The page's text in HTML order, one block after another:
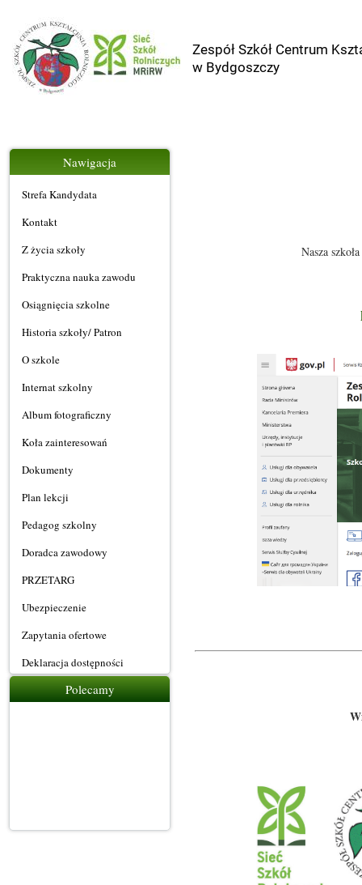
Zespół Szkół Centrum
w Bydgoszczy
Nawigacja
Strefa Kandydata
Kontakt
Z życia szkoły
Praktyczna nauka zawodu
Osiągnięcia szkolne
Historia szkoły/ Patron
O szkole
Internat szkolny
Album fotograficzny
Koła zainteresowań
Dokumenty
Plan lekcji
Pedagog szkolny
Doradca zawodowy
PRZETARG
Ubezpieczenie
Zapytania ofertowe
Deklaracja dostępności
Polecamy
Nasza